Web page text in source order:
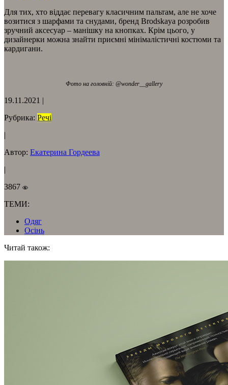
Для тих, хто віддає перевагу класичним пальтам, але не хоче
возитися з шарфами та снудами, бренд Brodskaya розробив
зручний аксесуар – манішку на кнопках. Крім цього, у
дизайнерки можна знайти приємні мінімалістичні костюми та
кардигани.
Фото на головнiй: @wonder__gallery
19.11.2021 |
Рубрика: Речі
|
Автор: Екатерина Гордеева
|
3867
ТЕМИ:
Одяг
Осінь
Читай також: